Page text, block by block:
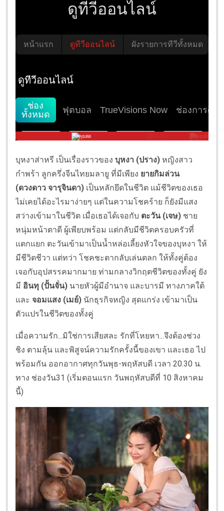
บุหงาส่าหรี เป็นเรื่องราวของ บุหงา (ปราง) หญิงสาว
กำพร้า ลูกครึ่งจีนไทยมลายู ที่มีเพียง ยายกิมล่วน
(ดวงดาว จารุจินดา) เป็นหลักยึดในชีวิต แม้ชีวิตของเธอ
ไม่เคยได้อะไรมาง่ายๆ แต่ในความโชคร้าย ก็ยังมีแสง
สว่างเข้ามาในชีวิต เมื่อเธอได้เจอกับ ตะวัน (เจษ) ชาย
หนุ่มหน้าตาดี ผู้เพียบพร้อม แต่กลับมีชีวิตครอบครัวที่
แตกแยก ตะวันเข้ามาเป็นน้ำหล่อเลี้ยงหัวใจของบุหงา ให้
มีชีวิตชีวา แต่ทว่า โชคชะตากลับเล่นตลก ให้ทั้งคู่ต้อง
เจอกับอุปสรรคมากมาย ท่ามกลางวิกฤตชีวิตของทั้งคู่ ยัง
มี อินทุ (ปั้นจั่น) นายหัวผู้มีอำนาจ และบารมี ทางภาคใต้
และ จอมแสง (เมย์) นักธุรกิจหญิง สุดแกร่ง เข้ามาเป็น
ตัวแปรในชีวิตของทั้งคู่
เมื่อความรัก...มิใช่การเสียสละ รักที่โหยหา...จึงต้องช่วง
ชิง ตามลุ้น และพิสูจน์ความรักครั้งนี้ของเขา และเธอ ไป
พร้อมกัน ออกอากาศทุกวันพุธ-พฤหัสบดี เวลา 20.30 น.
ทาง ช่องวัน31 (เริ่มตอนแรก วันพฤหัสบดีที่ 10 สิงหาคม
นี้)